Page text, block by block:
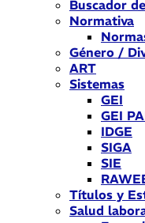
Buscador
Normativa
Género /
ART
Sistemas
GEI
GEI
IDGE
SIGA
SIE
Títulos y
Salud